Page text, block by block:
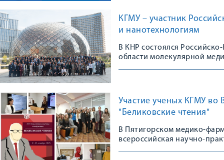
КГМУ – участник
и нанотехнологиям
В КНР состоялся
области молекулярной
Участие ученых КГМУ во
"Беликовские чтения"
В Пятигорском медико-
всероссийская научно-